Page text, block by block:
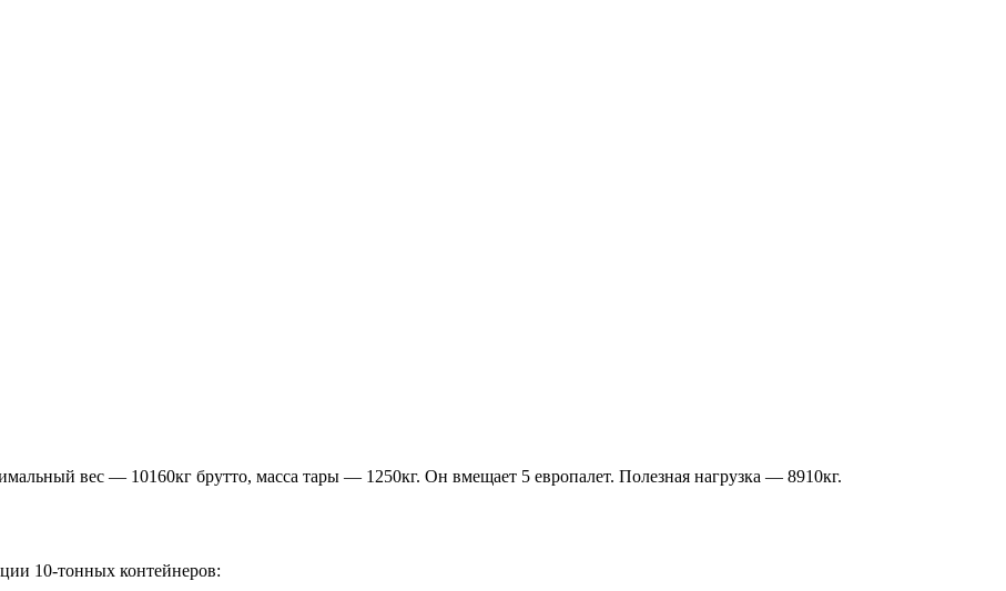
вес — 10160кг брутто, масса тары — 1250кг. Он вмещает 5 европалет. Полезная нагрузка — 8910кг.
10-тонных контейнеров: